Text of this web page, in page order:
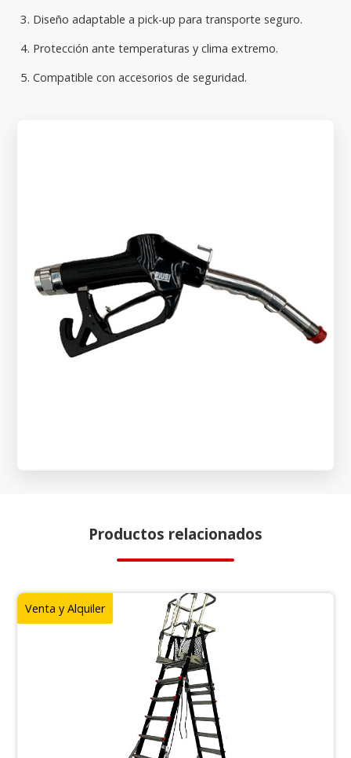
Diseño adaptable a pick-up para transporte seguro.
Protección ante temperaturas y clima extremo.
Compatible con accesorios de seguridad.
Productos relacionados
Venta y Alquiler